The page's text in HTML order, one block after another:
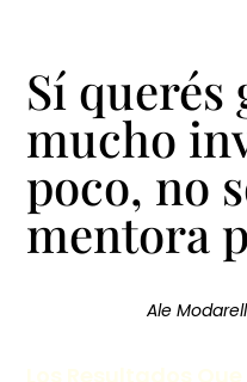
Sí querés
mucho
poco, no
mentora
Ale